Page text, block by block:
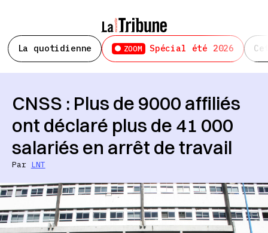
La quotidienne ZOOM Spécial été 2026
CNSS : Plus de 9000 affiliés
ont déclaré plus de 41 000
salariés en arrêt de travail
Par LNT